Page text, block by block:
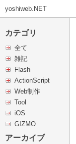
yoshiweb.NET
カテゴリ
全て
雑記
Flash
ActionScript
Web制作
Tool
iOS
GIZMO
アーカイブ